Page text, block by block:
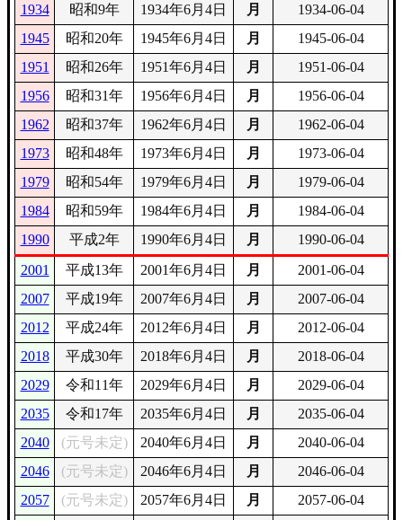
1934
昭和9年 1934年6月4日 月
1934-06-04
1945
昭和20年 1945年6月4日 月
1945-06-04
1951
昭和26年 1951年6月4日 月
1951-06-04
1956
昭和31年 1956年6月4日 月
1956-06-04
1962
昭和37年 1962年6月4日 月
1962-06-04
1973
昭和48年 1973年6月4日 月
1973-06-04
1979
昭和54年 1979年6月4日 月
1979-06-04
1984
昭和59年 1984年6月4日 月
1984-06-04
1990
平成2年 1990年6月4日 月
1990-06-04
2001
平成13年 2001年6月4日 月
2001-06-04
2007
平成19年 2007年6月4日 月
2007-06-04
2012
平成24年 2012年6月4日 月
2012-06-04
2018
平成30年 2018年6月4日 月
2018-06-04
2029
令和11年 2029年6月4日 月
2029-06-04
2035
令和17年 2035年6月4日 月
2035-06-04
2040
(元号未定) 2040年6月4日 月
2040-06-04
2046
(元号未定) 2046年6月4日 月
2046-06-04
2057
(元号未定) 2057年6月4日 月
2057-06-04